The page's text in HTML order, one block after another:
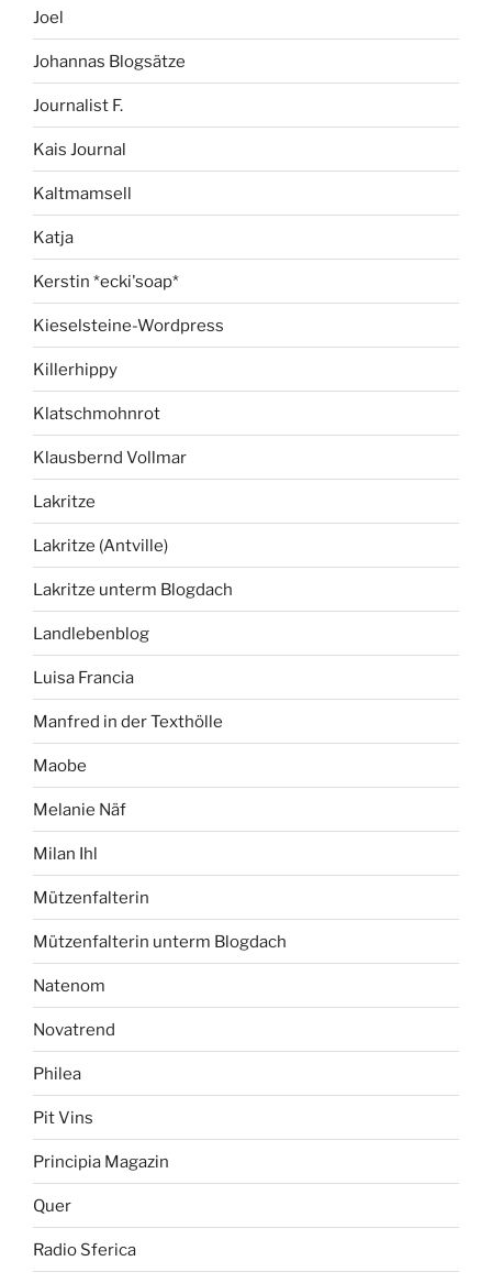
Joel
Johannas Blogsätze
Journalist F.
Kais Journal
Kaltmamsell
Katja
Kerstin *ecki'soap*
Kieselsteine-Wordpress
Killerhippy
Klatschmohnrot
Klausbernd Vollmar
Lakritze
Lakritze (Antville)
Lakritze unterm Blogdach
Landlebenblog
Luisa Francia
Manfred in der Texthölle
Maobe
Melanie Näf
Milan Ihl
Mützenfalterin
Mützenfalterin unterm Blogdach
Natenom
Novatrend
Philea
Pit Vins
Principia Magazin
Quer
Radio Sferica